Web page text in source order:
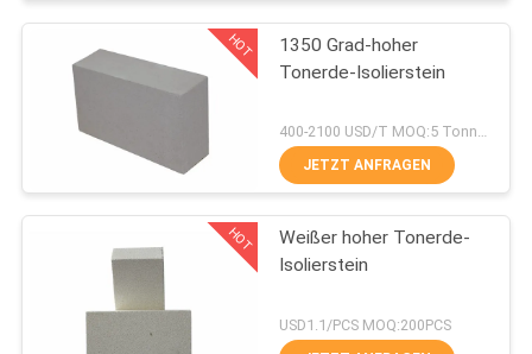
RECHTSSACHEN
SITEMAP
DATENSCHUTZRICHTLINIE
Clay Insulating Brick
43
HOT
1350 Grad-hoher
Tonerde-Isolierstein
400-2100 USD/T MOQ:5 Tonnen
JETZT ANFRAGEN
HOT
Weißer hoher Tonerde-
Isolierstein
USD1.1/PCS MOQ:200PCS